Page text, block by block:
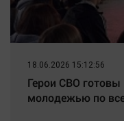
18.06.2026 15:12:56
Герои СВО
молодежью по